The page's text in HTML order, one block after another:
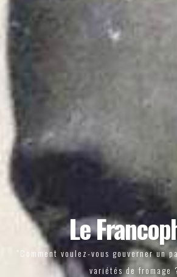
Le
"Comment voulez-vous gouverner un
variétés de fromage